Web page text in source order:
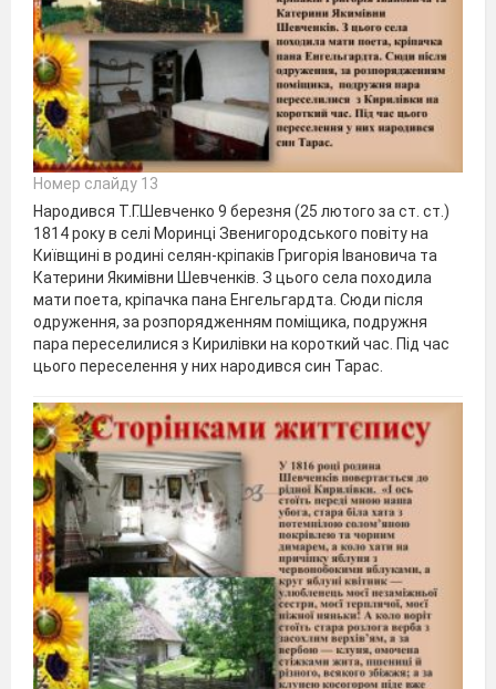
Номер слайду 13
Народився Т.Г.Шевченко 9 березня (25 лютого за ст. ст.)
1814 року в селі Моринці Звенигородського повіту на
Київщині в родині селян-кріпаків Григорія Івановича та
Катерини Якимівни Шевченків. З цього села походила
мати поета, кріпачка пана Енгельгардта. Сюди після
одруження, за розпорядженням поміщика, подружня
пара переселилися з Кирилівки на короткий час. Під час
цього переселення у них народився син Тарас.